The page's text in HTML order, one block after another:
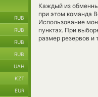
Каждый из
при этом команда
Использование
пунктах. При
размер резервов и
RUB
RUB
RUB
RUB
UAH
KZT
EUR